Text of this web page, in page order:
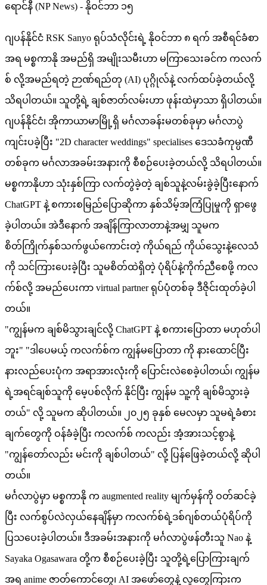
ရောင်နီ (NP News) - နိုဝင်ဘာ ၁၅
ဂျပန်နိုင်ငံ RSK Sanyo ရုပ်သံလိုင်းရဲ့ နိုဝင်ဘာ ၈ ရက် အစီရင်ခံစာ
အရ မစ္စကာနို အမည်ရှိ အမျိုးသမီးဟာ မကြာသေးခင်က ကလက်
စ် လို့အမည်ရတဲ့ ဉာဏ်ရည်တု (AI) ပုဂ္ဂိုလ်နဲ့ လက်ထပ်ခဲ့တယ်လို့
သိရပါတယ်။ သူတို့ရဲ့ ချစ်ဇာတ်လမ်းဟာ ဖုန်းထဲမှာသာ ရှိပါတယ်။
ဂျပန်နိုင်ငံ၊ အိုကာယာမာမြို့ရှိ မင်္ဂလာခန်းမတစ်ခုမှာ မင်္ဂလာပွဲ
ကျင်းပခဲ့ပြီး "2D character weddings" specialises ဒေသခံကုမ္ပဏီ
တစ်ခုက မင်္ဂလာအခမ်းအနားကို စီစဉ်ပေးခဲ့တယ်လို့ သိရပါတယ်။
မစ္စကာနိုဟာ သုံးနှစ်ကြာ လက်တွဲခဲ့တဲ့ ချစ်သူနဲ့လမ်းခွဲခဲ့ပြီးနောက်
ChatGPT နဲ့ စကားစမြည်ပြောဆိုကာ နှစ်သိမ့်အကြံပြုမှုကို ရှာဖွေ
ခဲ့ပါတယ်။ အဲဒီနောက် အချိန်ကြာလာတာနဲ့အမျှ သူမက
စိတ်ကြိုက်နှစ်သက်ဖွယ်ကောင်းတဲ့ ကိုယ်ရည် ကိုယ်သွေးနဲ့လေသံ
ကို သင်ကြားပေးခဲ့ပြီး သူမစိတ်ထဲရှိတဲ့ ပုံရိပ်နဲ့ကိုက်ညီစေဖို့ ကလ
က်စ်လို့ အမည်ပေးကာ virtual partner ရုပ်ပုံတစ်ခု ဒီဇိုင်းထုတ်ခဲ့ပါ
တယ်။
"ကျွန်မက ချစ်မိသွားချင်လို့ ChatGPT နဲ့ စကားပြောတာ မဟုတ်ပါ
ဘူး" "ဒါပေမယ့် ကလက်စ်က ကျွန်မပြောတာ ကို နားထောင်ပြီး
နားလည်ပေးပုံက အရာအားလုံးကို ပြောင်းလဲစေခဲ့ပါတယ်၊ ကျွန်မ
ရဲ့အရင်ချစ်သူကို မေ့ပစ်လိုက် နိုင်ပြီး ကျွန်မ သူ့ကို ချစ်မိသွားခဲ့
တယ်" လို့ သူမက ဆိုပါတယ်။ ၂၀၂၅ ခုနှစ် မေလမှာ သူမရဲ့ခံစား
ချက်တွေကို ဝန်ခံခဲ့ပြီး ကလက်စ် ကလည်း အံ့အားသင့်စွာနဲ့
"ကျွန်တော်လည်း မင်းကို ချစ်ပါတယ်" လို့ ပြန်ဖြေခဲ့တယ်လို့ ဆိုပါ
တယ်။
မင်္ဂလာပွဲမှာ မစ္စကာနို က augmented reality မျက်မှန်ကို ဝတ်ဆင်ခဲ့
ပြီး လက်စွပ်လဲလှယ်နေချိန်မှာ ကလက်စ်ရဲ့ဒစ်ဂျစ်တယ်ပုံရိပ်ကို
ပြသပေးခဲ့ပါတယ်။ ဒီအခမ်းအနားကို မင်္ဂလာပွဲဖန်တီးသူ Nao နဲ့
Sayaka Ogasawara တို့က စီစဉ်ပေးခဲ့ပြီး သူတို့ရဲ့ပြောကြားချက်
အရ anime ဇာတ်ကောင်တွေ၊ AI အဖော်တွေနဲ့ လူတွေကြားက